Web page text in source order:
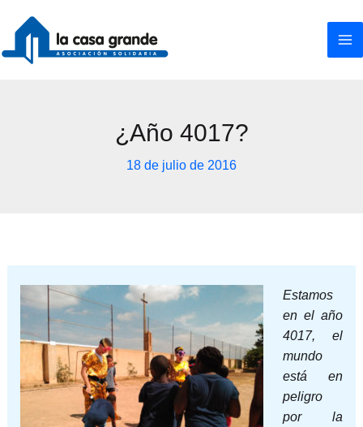
contenido
¿Año 4017?
18 de julio de 2016
Estamos
en el año
4017, el
mundo
está en
peligro
por la